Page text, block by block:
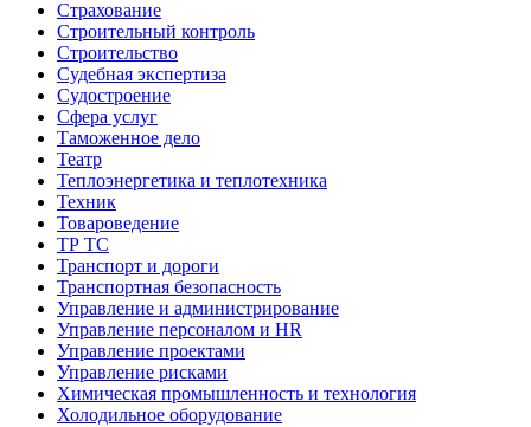
Страхование
Строительный контроль
Строительство
Судебная экспертиза
Судостроение
Сфера услуг
Таможенное дело
Театр
Теплоэнергетика и теплотехника
Техник
Товароведение
ТР ТС
Транспорт и дороги
Транспортная безопасность
Управление и администрирование
Управление персоналом и HR
Управление проектами
Управление рисками
Химическая промышленность и технология
Холодильное оборудование